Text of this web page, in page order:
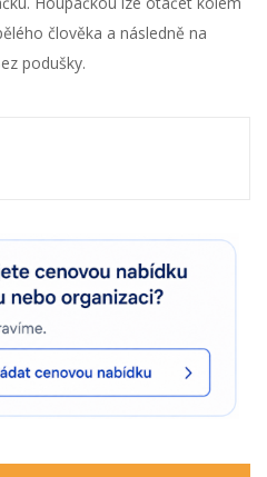
člověka a následně na
podušky.